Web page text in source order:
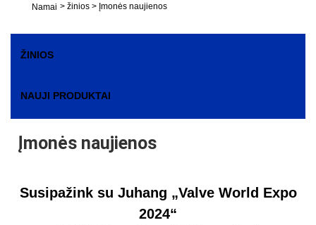
Namai > žinios > Įmonės naujienos
ŽINIOS
NAUJI PRODUKTAI
Įmonės naujienos
Susipažink su Juhang „Valve World Expo
2024“